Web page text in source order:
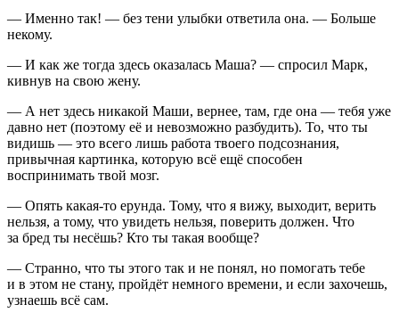
— Именно так! — без тени улыбки ответила она. — Больше
некому.
— И как же тогда здесь оказалась Маша? — спросил Марк,
кивнув на свою жену.
— А нет здесь никакой Маши, вернее, там, где она — тебя уже
давно нет (поэтому её и невозможно разбудить). То, что ты
видишь — это всего лишь работа твоего подсознания,
привычная картинка, которую всё ещё способен
воспринимать твой мозг.
— Опять какая-то ерунда. Тому, что я вижу, выходит, верить
нельзя, а тому, что увидеть нельзя, поверить должен. Что
за бред ты несёшь? Кто ты такая вообще?
— Странно, что ты этого так и не понял, но помогать тебе
и в этом не стану, пройдёт немного времени, и если захочешь,
узнаешь всё сам.